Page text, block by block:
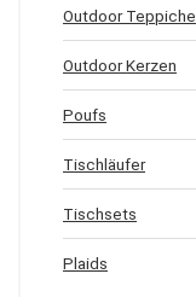
Outdoor Teppiche
Outdoor Kerzen
Poufs
Tischläufer
Tischsets
Plaids